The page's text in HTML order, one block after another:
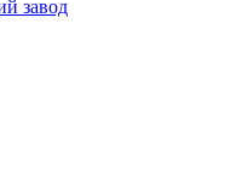
завод